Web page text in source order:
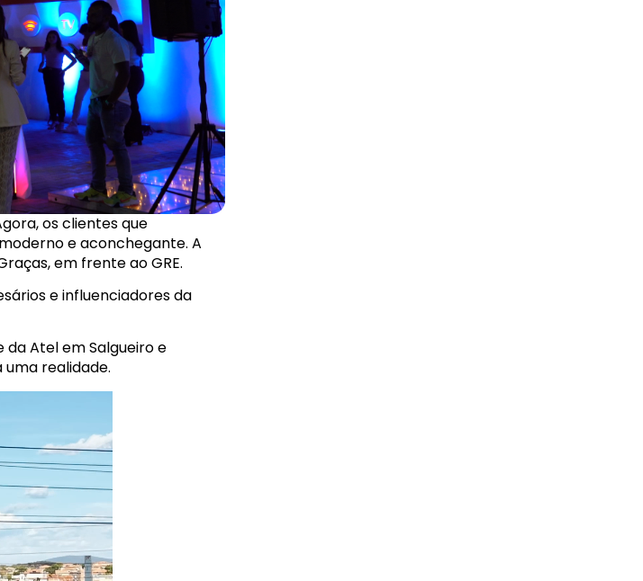
os clientes que
e aconchegante. A
em frente ao GRE.
e influenciadores da
da Atel em Salgueiro e
realidade.